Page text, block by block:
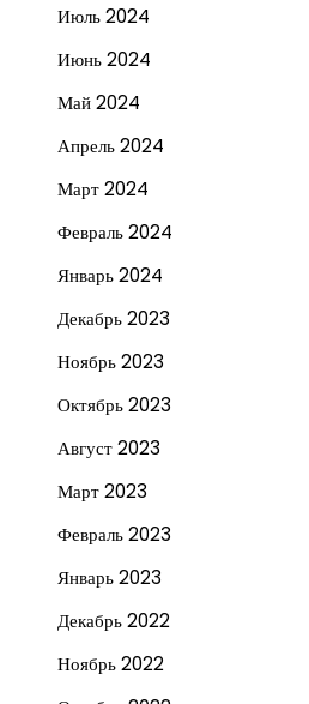
Июль 2024
Июнь 2024
Май 2024
Апрель 2024
Март 2024
Февраль 2024
Январь 2024
Декабрь 2023
Ноябрь 2023
Октябрь 2023
Август 2023
Март 2023
Февраль 2023
Январь 2023
Декабрь 2022
Ноябрь 2022